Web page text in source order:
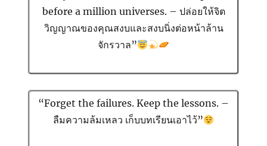
before a million universes. – ปล่อยให้จิต
วิญญาณของคุณสงบและสงบนิ่งต่อหน้าล้าน
จักรวาล”
“Forget the failures. Keep the lessons. –
ลืมความล้มเหลว เก็บบทเรียนเอาไว้”